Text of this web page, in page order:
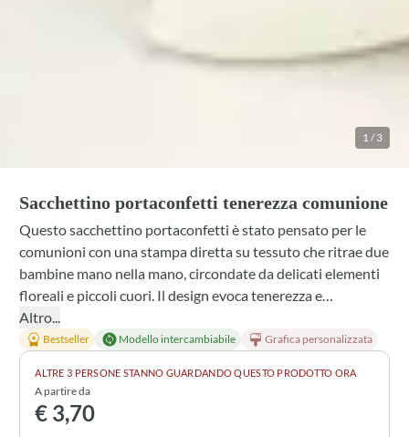
1 /3
Sacchettino portaconfetti tenerezza comunione
Questo sacchettino portaconfetti è stato pensato per le
comunioni con una stampa diretta su tessuto che ritrae due
bambine mano nella mano, circondate da delicati elementi
floreali e piccoli cuori. Il design evoca tenerezza e
innocenza, proprio come suggerisce il nome. Disponibile in
cotone bianco, cotone avorio o puro lino panna, con nastro
e fiocco personalizzabile tra numerose tonalità. All'interno
trovano posto confetti e una profumazione delicata a
scelta, mentre esternamente è possibile aggiungere un tulle
con confetti legato con cura. Una bomboniera che rimane
Altro...
Bestseller Modello intercambiabile Grafica personalizzata
ALTRE 3 PERSONE STANNO GUARDANDO QUESTO PRODOTTO ORA
A partire da
€ 3,70